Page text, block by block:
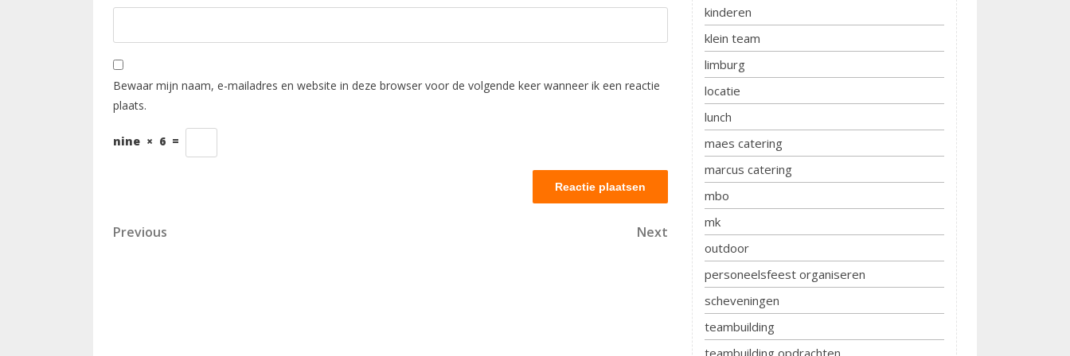
Bewaar mijn naam, e-mailadres en website in deze browser voor de volgende keer wanneer ik een reactie
plaats.
nine × 6 =
Berichtnavigatie
Previous
Previous
Next
Post
Next
kinderen
klein team
limburg
locatie
lunch
maes catering
marcus catering
mbo
mk
outdoor
personeelsfeest organiseren
scheveningen
teambuilding
teambuilding opdrachten